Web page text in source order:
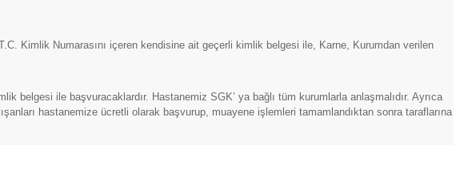
Kimlik Numarasını içeren kendisine ait geçerli kimlik belgesi ile, Karne, Kurumdan verilen
belgesi ile başvuracaklardır. Hastanemiz SGK’ ya bağlı tüm kurumlarla anlaşmalıdır. Ayrıca
hastanemize ücretli olarak başvurup, muayene işlemleri tamamlandıktan sonra taraflarına